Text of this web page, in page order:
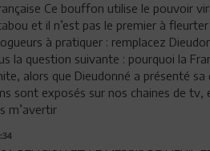
Ce bouffon utilise le pouvoir
et il n’est pas le premier à
à pratiquer : remplacez
la question suivante : pourquoi la
alors que Dieudonné a présenté
sont exposés sur nos chaines de
m’avertir